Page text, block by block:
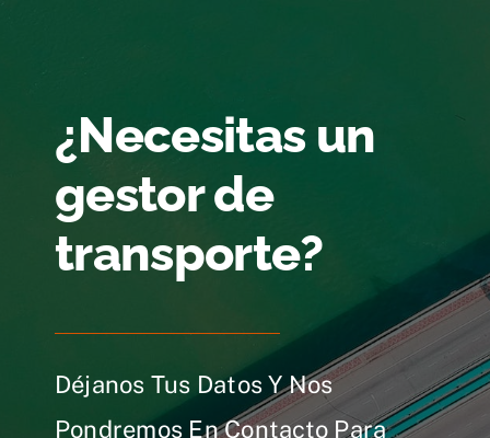
¿Necesitas un
gestor de
transporte?
Déjanos Tus Datos Y Nos
Pondremos En Contacto Para